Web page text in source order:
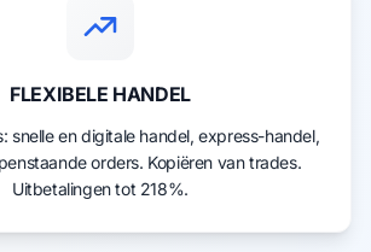
FLEXIBELE HANDEL
snelle en digitale handel, express-handel,
orders. Kopiëren van trades.
Uitbetalingen tot 218%.